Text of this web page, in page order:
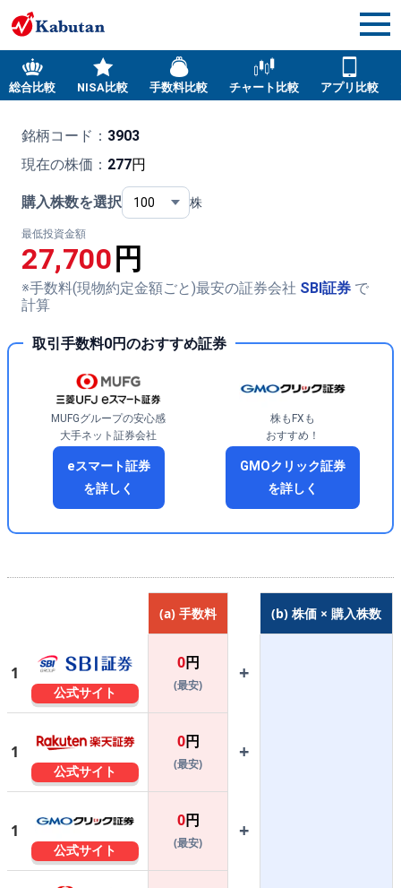
総合比較 NISA比較 手数料比較 チャート比較 アプリ比較
銘柄コード： 3903
現在の株価： 277円
購入株数を選択 株
最低投資金額
27,700 円
※手数料(現物約定金額ごと)最安の証券会社 SBI証券 で
計算
取引手数料0円のおすすめ証券
MUFGグループの安心感
大手ネット証券会社
eスマート証券
を詳しく
株もFXも
おすすめ！
GMOクリック証券
を詳しく
(a) 手数料 (b) 株価 × 購入株数
1
公式サイト
0円
(最安)
+
1
公式サイト
0円
(最安)
+
1
公式サイト
0円
(最安)
+